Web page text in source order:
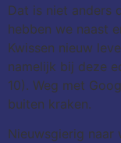
Dat is niet anders
hebben we naast
Kwissen nieuw
namelijk bij deze
10). Weg met
buiten kraken.
Nieuwsgierig naar